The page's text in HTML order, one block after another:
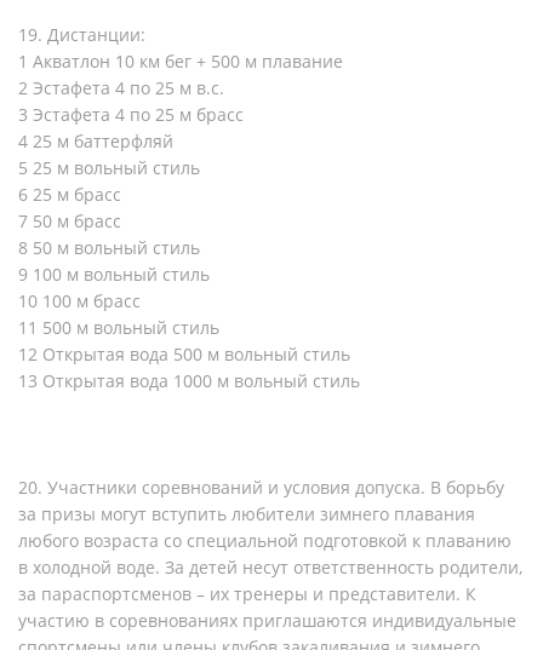
19. Дистанции:
1 Акватлон 10 км бег + 500 м плавание
2 Эстафета 4 по 25 м в.с.
3 Эстафета 4 по 25 м брасс
4 25 м баттерфляй
5 25 м вольный стиль
6 25 м брасс
7 50 м брасс
8 50 м вольный стиль
9 100 м вольный стиль
10 100 м брасс
11 500 м вольный стиль
12 Открытая вода 500 м вольный стиль
13 Открытая вода 1000 м вольный стиль
20. Участники соревнований и условия допуска. В борьбу
за призы могут вступить любители зимнего плавания
любого возраста со специальной подготовкой к плаванию
в холодной воде. За детей несут ответственность родители,
за параспортсменов – их тренеры и представители. К
участию в соревнованиях приглашаются индивидуальные